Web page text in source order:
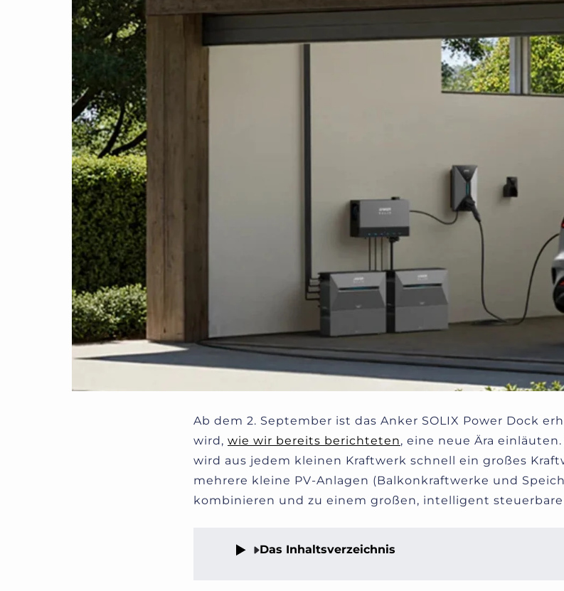
Ab dem 2. September ist das Anker SOLIX Power Dock
wird, wie wir bereits berichteten, eine neue Ära
wird aus jedem kleinen Kraftwerk schnell ein großes
mehrere kleine PV-Anlagen (Balkonkraftwerke und
kombinieren und zu einem großen, intelligent
Das Inhaltsverzeichnis